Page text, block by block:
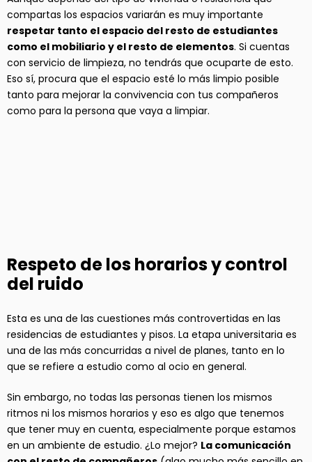
compartas los espacios variarán es muy importante
respetar tanto el espacio del resto de estudiantes
como el mobiliario y el resto de elementos. Si cuentas
con servicio de limpieza, no tendrás que ocuparte de esto.
Eso sí, procura que el espacio esté lo más limpio posible
tanto para mejorar la convivencia con tus compañeros
como para la persona que vaya a limpiar.
Respeto de los horarios y control
del ruido
Esta es una de las cuestiones más controvertidas en las
residencias de estudiantes y pisos. La etapa universitaria es
una de las más concurridas a nivel de planes, tanto en lo
que se refiere a estudio como al ocio en general.
Sin embargo, no todas las personas tienen los mismos
ritmos ni los mismos horarios y eso es algo que tenemos
que tener muy en cuenta, especialmente porque estamos
en un ambiente de estudio. ¿Lo mejor? La comunicación